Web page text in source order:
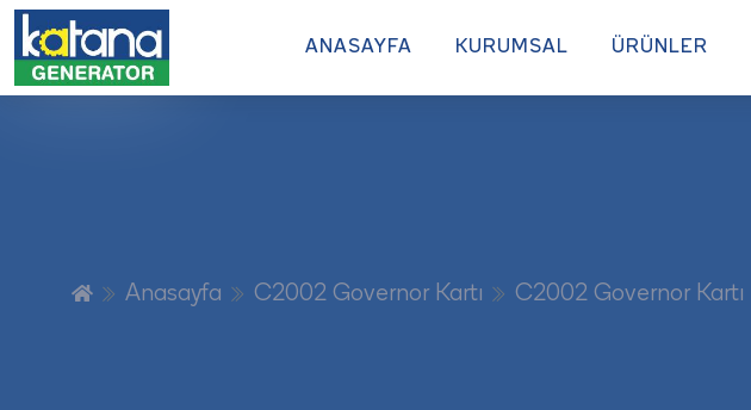
ANASAYFA KURUMSAL ÜRÜNLER
Anasayfa C2002 Governor Kartı C2002 Governor Kartı